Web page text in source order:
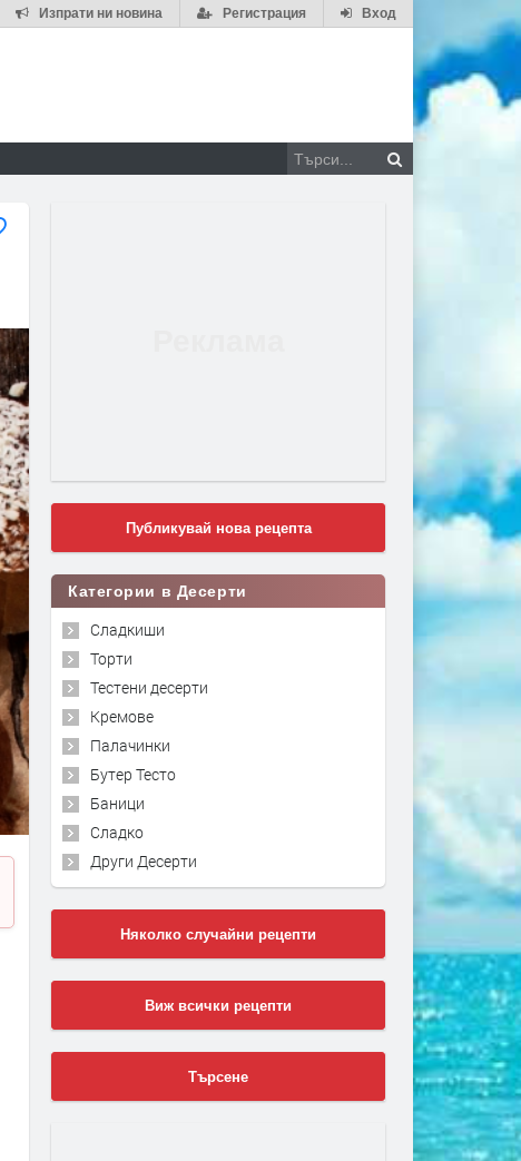
Вход
Регистрация
Изпрати ни новина
Публикувай нова рецепта
Категории в Десерти
Сладкиши
Торти
Тестени десерти
Кремове
Палачинки
Бутер Тесто
Баници
Сладко
Други Десерти
Няколко случайни рецепти
Виж всички рецепти
Търсене